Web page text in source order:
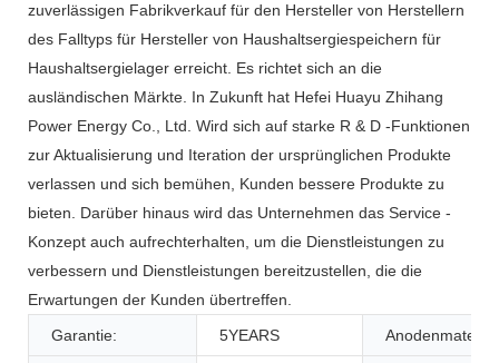
zuverlässigen Fabrikverkauf für den Hersteller von Herstellern
des Falltyps für Hersteller von Haushaltsergiespeichern für
Haushaltsergielager erreicht. Es richtet sich an die
ausländischen Märkte. In Zukunft hat Hefei Huayu Zhihang
Power Energy Co., Ltd. Wird sich auf starke R & D -Funktionen
zur Aktualisierung und Iteration der ursprünglichen Produkte
verlassen und sich bemühen, Kunden bessere Produkte zu
bieten. Darüber hinaus wird das Unternehmen das Service -
Konzept auch aufrechterhalten, um die Dienstleistungen zu
verbessern und Dienstleistungen bereitzustellen, die die
Erwartungen der Kunden übertreffen.
Garantie:
5YEARS